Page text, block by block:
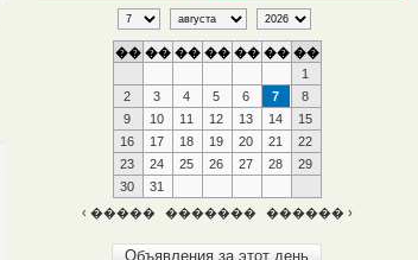
�� �� �� �� �� �� ��
1
2
3 4 5 6 7
8
9
10 11 12 13 14
15
16
17 18 19 20 21
22
23
24 25 26 27 28
29
30
31
‹ �����
������� ������ ›